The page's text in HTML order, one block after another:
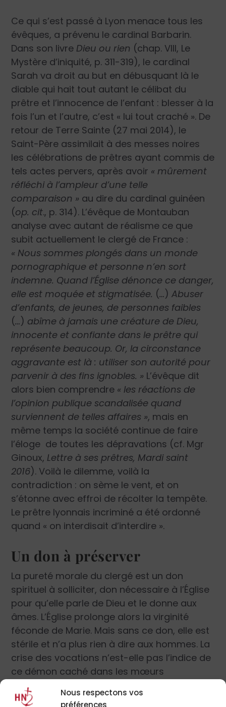
Nous respectons vos
préférences
Ce qui s’est passé à Lyon menace tous les
évêques, a prévenu le cardinal Barbarin.
Dans son livre Dieu ou rien (chap. VIII, Le
Mystère d’iniquité, p. 311-319), le cardinal
Sarah va droit au but en débusquant là le
diable qui hait tout autant le célibat du
prêtre et l’innocence de l’enfant : blesser à la
fois l’un et l’autre, c’est « lui tout craché ». De
retour de Terre Sainte (27 mai 2014), le
Saint-Père assimilait à des messes noires
les célébrations de prêtres ayant commis de
tels actes pervers, après avoir « mûrement
réfléchi à l’ampleur d’une telle
comparaison » au dire du cardinal guinéen
(op. cit., p. 314). L’évêque de Montauban
analyse avec autant de réalisme ce que
subit actuellement le clergé de France :
« Nous sommes plongés dans un monde
pornographique et personne n’en sort
indemne. Quand l’Église dénonce ce danger,
elle est moquée et stigmatisée. (…) Abuser
d’enfants, de jeunes, de personnes faibles
(…) abîme à jamais une créature de Dieu,
innocente et confiante dans le prêtre qui
représente beaucoup. Or, la circonstance
aggravante est là : utiliser son autorité pour
parvenir à des fins ignobles. » L’évêque dit
alors bien comprendre « les réactions de
l’opinion publique scandalisée quand
surviennent de telles affaires », mais en
même temps la société continue de faire
l’éloge de toutes les dépravations (cf. Mgr
Ginoux, Lettre à ses prêtres, Mardi saint
2016). Voilà le dilemme, voilà la
contradiction : on sème le vent, et on
s’étonne avec effroi de récolter la tempête.
Le prêtre lyonnais incriminé a été ordonné
quand « on interdisait d’interdire ».
Un don à préserver
La pureté morale du clergé est un don
spirituel à solliciter, don nécessaire à l’Église
pour qu’elle parle de Dieu et le donne aux
âmes. L’Église prolonge alors la virginité
féconde de Marie. Mais sans ce don, elle est
stérile et n’a plus rien à dire aux hommes. La
crise des vocations n’est-elle pas l’indice de
ce démon caché dans les mœurs
dépravées des consacrés ? Mais le voilà
dévoilé : j’y vois un fruit de cette Année de la